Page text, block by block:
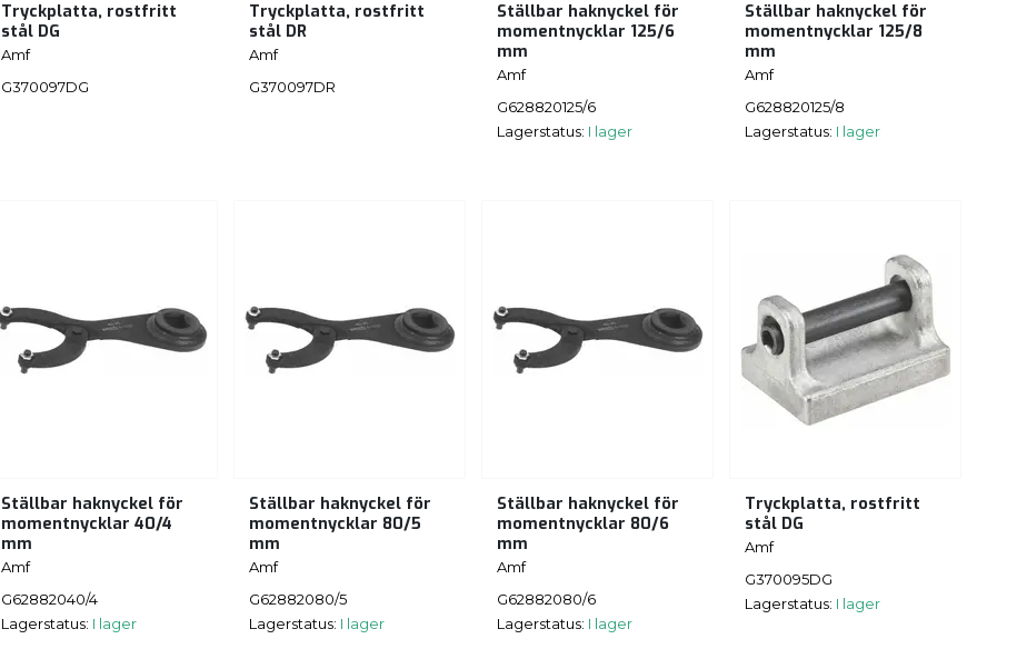
Tryckplatta, rostfritt
stål DG
Amf
G370097DG
Tryckplatta, rostfritt
stål DR
Amf
G370097DR
Ställbar haknyckel för
momentnycklar 125/6
mm
Amf
G628820125/6
Lagerstatus: I lager
Ställbar haknyckel för
momentnycklar 125/8
mm
Amf
G628820125/8
Lagerstatus: I lager
Ställbar haknyckel för
momentnycklar 40/4
mm
Amf
G62882040/4
Lagerstatus: I lager
Ställbar haknyckel för
momentnycklar 80/5
mm
Amf
G62882080/5
Lagerstatus: I lager
Ställbar haknyckel för
momentnycklar 80/6
mm
Amf
G62882080/6
Lagerstatus: I lager
Tryckplatta, rostfritt
stål DG
Amf
G370095DG
Lagerstatus: I lager